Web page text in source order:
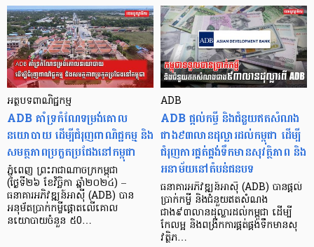
អត្ថបទពាណិជ្ជកម្ម
ADB គាំទ្រកំណែទម្រង់គោល
នយោបាយ ដើម្បីជំរុញពាណិជ្ជកម្ម និង
សមត្ថភាពប្រកួតប្រជែងនៅកម្ពុជា
ភ្នំពេញ ព្រះរាជាណាចក្រកម្ពុជា
(ថ្ងៃទី២៦ ខែវិច្ឆិកា ឆ្នាំ២០២៤) –
ធនាគារអភិវឌ្ឍន៍អាស៊ី (ADB) បាន
អនុម័តប្រាក់កម្ចីផ្តោតលើគោល
នយោបាយចំនួន ៥0…
ADB
ADB ផ្តល់កម្ចី និងជំនួយឥតសំណង
ជាង៩៣លានដុល្លារដល់កម្ពុជា ដើម្បី
ជំរុញការផ្គត់ផ្គង់ទឹកមានសុវត្ថិភាព និង
អនាម័យនៅតំបន់ជនបទ
ធនាគារអភិវឌ្ឍន៍អាស៊ី (ADB) បានផ្តល់
ប្រាក់កម្ចី និងជំនួយឥតសំណង
ជាង៩៣លានដុល្លារដល់កម្ពុជា ដើម្បី
កែលម្អ និងពង្រីកការផ្គត់ផ្គង់ទឹកមានសុ
វត្ថិភ…